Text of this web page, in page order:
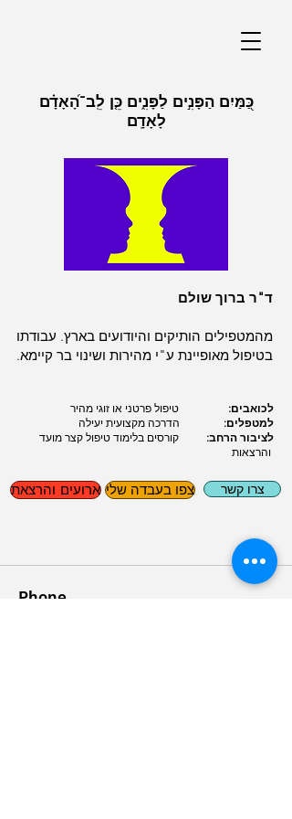
כַּ֭מַּיִם הַפָּנִ֣ים לַפָּנִ֑ים כֵּ֤ן לֵֽב־הָ֝אָדָ֗ם
לָאָדָֽם​​
ד"ר ברוך שולם
מהמטפילים הותיקים והיודועים בארץ. עבודתו
בטיפול מאופיינת ע"י מהירות ושינוי בר קיימא.
לכואבים: טיפול פרטני או זוגי מהיר
למטפלים: הדרכה מקצועית יעילה
לציבור הרחב: קורסים בלימוד טיפול קצר מועד
והרצאות
ארועים והרצאת צפו בעבדה שלי צרו קשר
Phone